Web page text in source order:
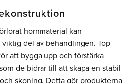
hornmaterial kan
del av behandlingen. Top
att bygga upp och förstärka
de bidrar till att skapa en stabil
skoning. Detta gör produkterna